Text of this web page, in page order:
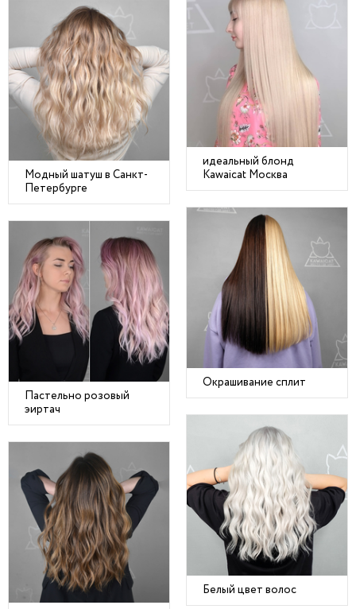
идеальный блонд
Kawaicat Москва
Модный шатуш в Санкт-
Петербурге
Окрашивание сплит
Пастельно розовый
эиртач
Белый цвет волос